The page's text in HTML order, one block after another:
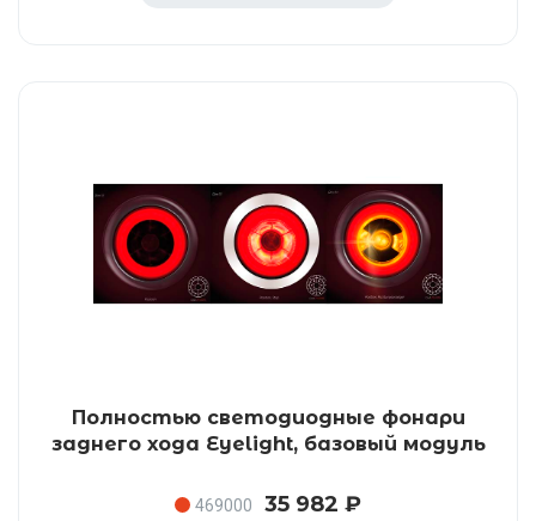
Полностью светодиодные фонари
заднего хода Eyelight, базовый модуль
469000 35 982 ₽